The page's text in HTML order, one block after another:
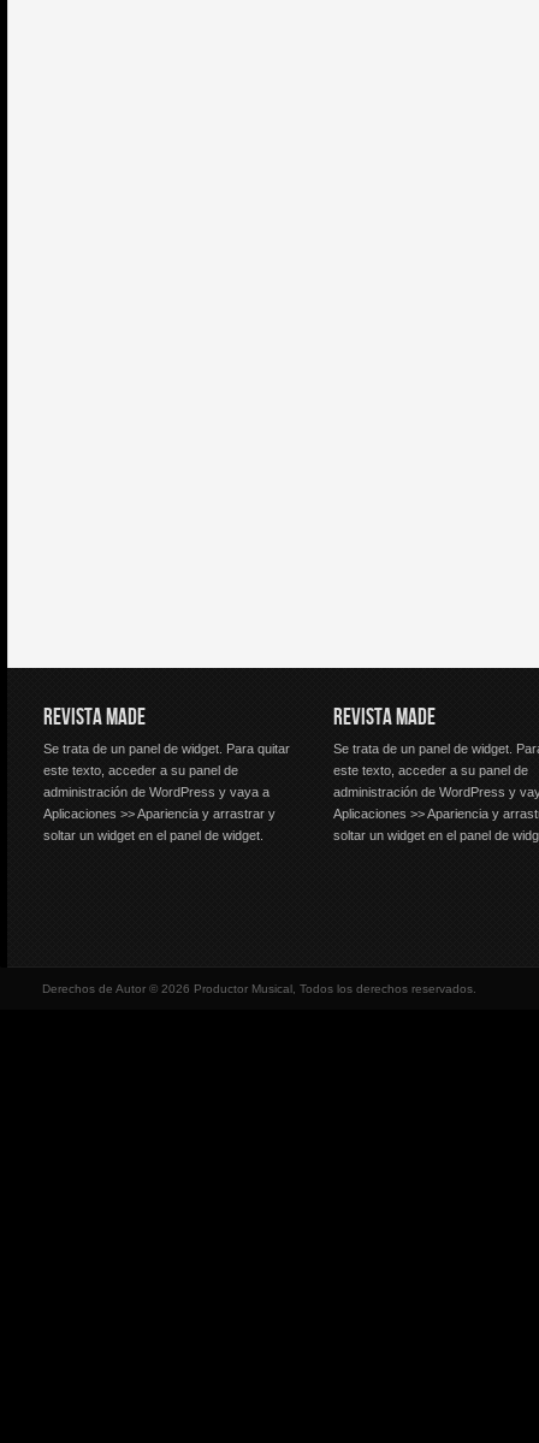
REVISTA MADE
Se trata de un panel de widget. Para quitar
este texto, acceder a su panel de
administración de WordPress y vaya a
Aplicaciones >> Apariencia y arrastrar y
soltar un widget en el panel de widget.
REVISTA MADE
Se trata de un panel de widget.
este texto, acceder a su panel de
administración de WordPress y
Aplicaciones >> Apariencia y
soltar un widget en el panel de
Derechos de Autor © 2026 Productor Musical, Todos los derechos reservados.